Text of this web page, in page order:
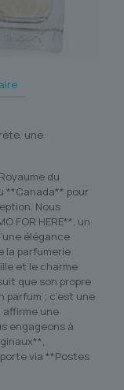
une
du
**Canada** pour
Nous
FOR HERE**, un
élégance
la parfumerie
et le charme
que son propre
parfum ; c’est une
une
engageons à
via **Postes